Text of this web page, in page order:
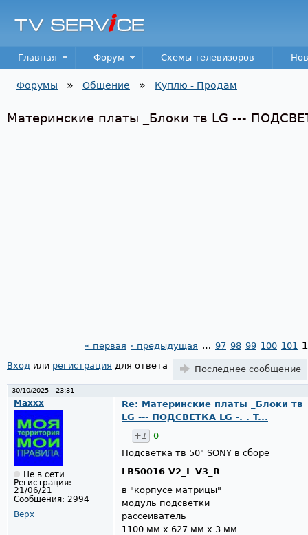
TV
Service
Main menu
Главная Форум Схемы телевизоров
Форумы » Общение » Куплю - Продам
Материнские платы _Блоки тв LG ---
Страницы
« первая ‹ предыдущая … 97 98 99 100 101
Вход или регистрация для ответа Последнее сообщение
30/10/2025 - 23:31
Maxxx
Не в сети
Регистрация:
21/06/21
Сообщения: 2994
Верх
Re: Материнские платы _Блоки тв
LG --- ПОДСВЕТКА LG -. . T...
+1
0
Подсветка тв 50" SONY в сборе
LB50016 V2_L V3_R
в "корпусе матрицы"
модуль подсветки
рассеиватель
1100 мм х 627 мм х 3 мм